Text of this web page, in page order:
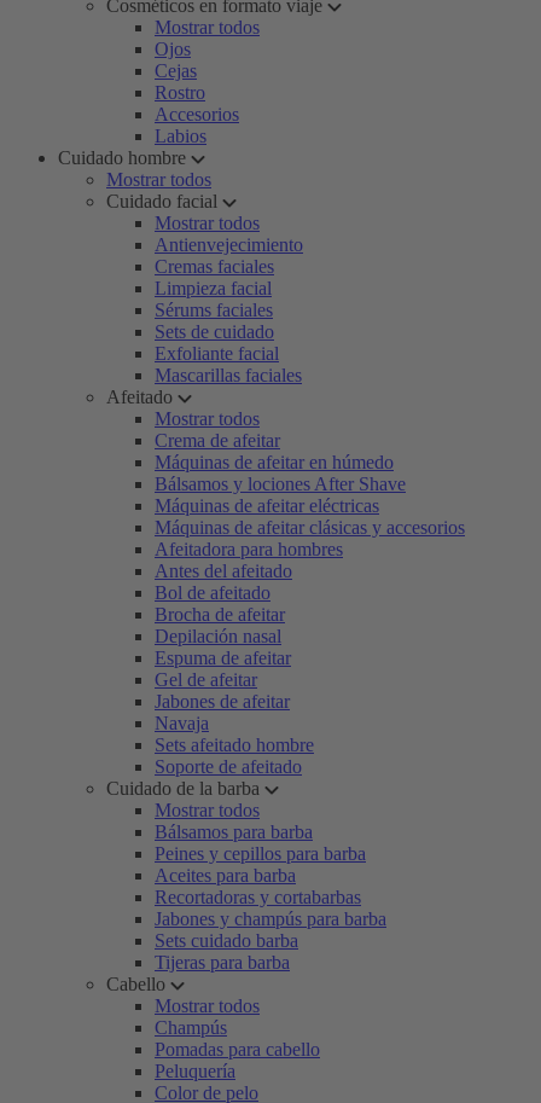
Cosméticos en formato viaje
Mostrar todos
Ojos
Cejas
Rostro
Accesorios
Labios
Cuidado hombre
Mostrar todos
Cuidado facial
Mostrar todos
Antienvejecimiento
Cremas faciales
Limpieza facial
Sérums faciales
Sets de cuidado
Exfoliante facial
Mascarillas faciales
Afeitado
Mostrar todos
Crema de afeitar
Máquinas de afeitar en húmedo
Bálsamos y lociones After Shave
Máquinas de afeitar eléctricas
Máquinas de afeitar clásicas y accesorios
Afeitadora para hombres
Antes del afeitado
Bol de afeitado
Brocha de afeitar
Depilación nasal
Espuma de afeitar
Gel de afeitar
Jabones de afeitar
Navaja
Sets afeitado hombre
Soporte de afeitado
Cuidado de la barba
Mostrar todos
Bálsamos para barba
Peines y cepillos para barba
Aceites para barba
Recortadoras y cortabarbas
Jabones y champús para barba
Sets cuidado barba
Tijeras para barba
Cabello
Mostrar todos
Champús
Pomadas para cabello
Peluquería
Color de pelo